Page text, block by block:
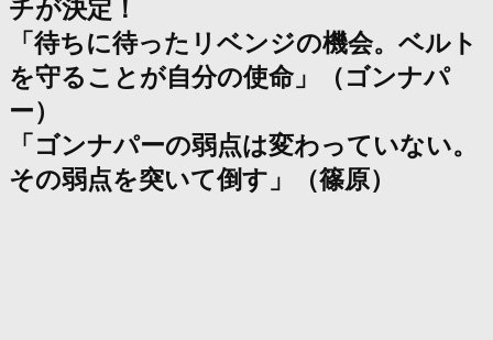
チが決定！
「待ちに待ったリベンジの機会。ベルト
を守ることが自分の使命」（ゴンナパ
ー）
「ゴンナパーの弱点は変わっていない。
その弱点を突いて倒す」（篠原）